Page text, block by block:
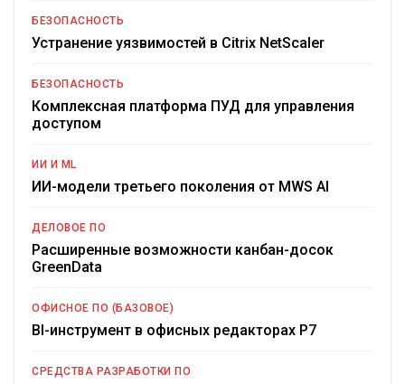
БЕЗОПАСНОСТЬ
Устранение уязвимостей в Citrix NetScaler
БЕЗОПАСНОСТЬ
Комплексная платформа ПУД для управления
доступом
ИИ И ML
ИИ-модели третьего поколения от MWS AI
ДЕЛОВОЕ ПО
Расширенные возможности канбан-досок
GreenData
ОФИСНОЕ ПО (БАЗОВОЕ)
BI-инструмент в офисных редакторах Р7
СРЕДСТВА РАЗРАБОТКИ ПО